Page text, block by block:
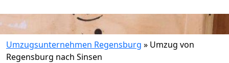
Umzugsunternehmen Regensburg » Umzug von
Regensburg nach Sinsen